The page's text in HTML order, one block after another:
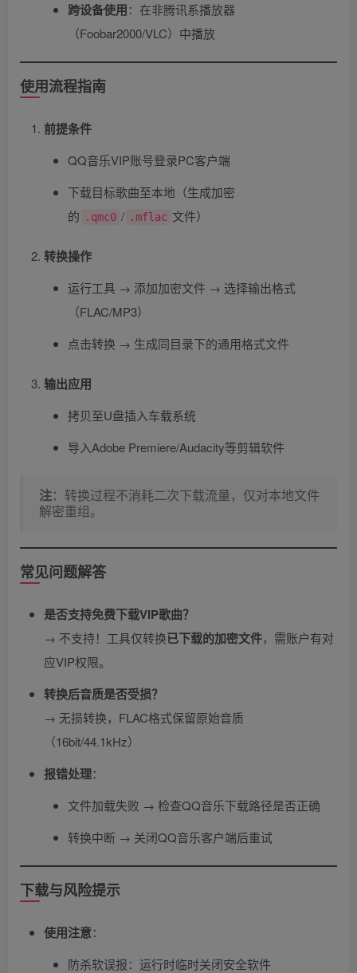
跨设备使用​：在非腾讯系播放器
（Foobar2000/VLC）中播放
使用流程指南
前提条件
QQ音乐VIP账号登录PC客户端
下载目标歌曲至本地（生成加密
的
.qmc0 / .mflac 文件）
转换操作
运行工具 → 添加加密文件 → 选择输出格式
（FLAC/MP3）
点击转换 → 生成同目录下的通用格式文件
输出应用
拷贝至U盘插入车载系统
导入Adobe Premiere/Audacity等剪辑软件
注​：转换过程不消耗二次下载流量，仅对本地文件
解密重组。
常见问题解答
是否支持免费下载VIP歌曲？​
→ 不支持！工具仅转换已下载的加密文件，需账户有对
应VIP权限。
转换后音质是否受损？​
→ 无损转换，FLAC格式保留原始音质
（16bit/44.1kHz）
报错处理​：
文件加载失败 → 检查QQ音乐下载路径是否正确
转换中断 → 关闭QQ音乐客户端后重试
下载与风险提示
使用注意​：
防杀软误报：运行时临时关闭安全软件